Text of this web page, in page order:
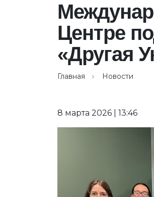
Центре
«Другая
Главная Новости
8 марта 2026 | 13:46